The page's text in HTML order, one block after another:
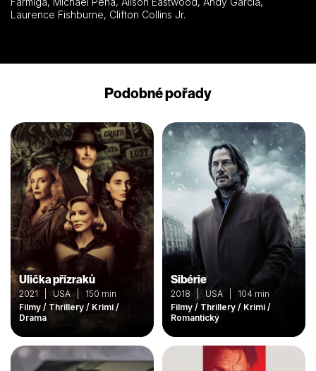
Laurence Fishburne, Clifton Collins Jr.
Podobné pořady
Ulička přízraků
2021 | USA | 150 min
Filmy / Thrillery / Krimi /
Drama
Sibérie
2018 | USA | 104 min
Filmy / Thrillery / Krimi /
Romantický